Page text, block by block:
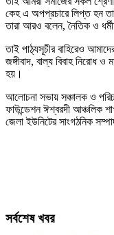
কেহ এ অপপ্রচারে লিপ্ত হন
তারা আরও বলেন, নৈতিক ও
তাই পাঠ্যসূচীর বাহিরেও
জঙ্গীবাদ, বাল্য বিবাহ নিরোধ
হয়।
আলোচনা সভায় সঞ্চালক ও
ফাউন্ডেশন ঈশ্বরদী আঞ্চলিক
জেলা ইউনিটের সাংগঠনিক
সর্বশেষ খবর